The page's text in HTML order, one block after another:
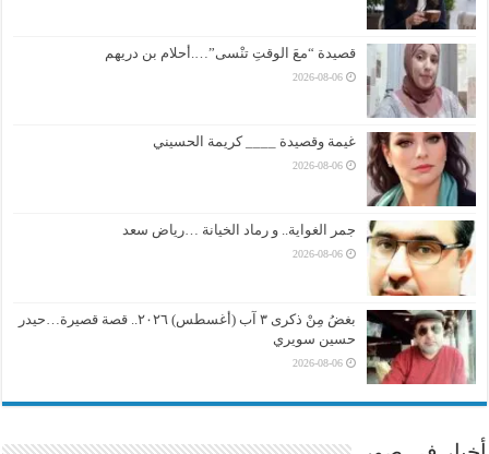
قصيدة “معَ الوقتِ تنْسى”….أحلام بن دريهم
2026-08-06
غيمة وقصيدة ____ كريمة الحسيني
2026-08-06
جمر الغواية.. و رماد الخيانة …رياض سعد
2026-08-06
بغضُ مِنْ ذكرى ٣ آب (أغسطس) ٢٠٢٦.. قصة قصيرة…حيدر
حسين سويري
2026-08-06